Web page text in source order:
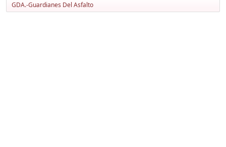
GDA.-Guardianes Del Asfalto